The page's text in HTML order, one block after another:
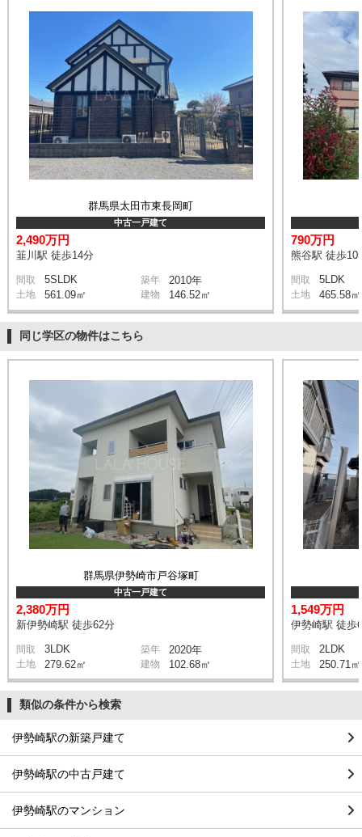
群馬県太田市東長岡町
中古一戸建て
2,490万円
韮川駅 徒歩14分
間取 5SLDK 築年 2010年
土地 561.09㎡ 建物 146.52㎡
790万円
熊谷駅 徒歩
間取 5LDK
土地 465.58㎡
同じ学区の物件はこちら
群馬県伊勢崎市戸谷塚町
中古一戸建て
2,380万円
新伊勢崎駅 徒歩62分
間取 3LDK 築年 2020年
土地 279.62㎡ 建物 102.68㎡
1,549万円
伊勢崎駅 徒歩
間取 2LDK
土地 250.71㎡
類似の条件から検索
伊勢崎駅の新築戸建て
伊勢崎駅の中古戸建て
伊勢崎駅のマンション